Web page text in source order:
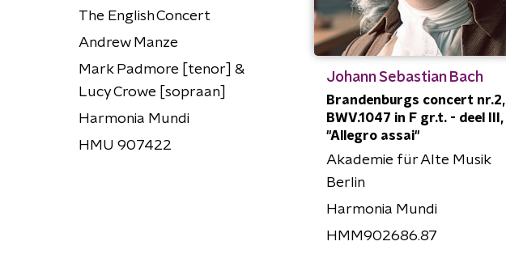
The English Concert
Andrew Manze
Mark Padmore [tenor] &
Lucy Crowe [sopraan]
Harmonia Mundi
HMU 907422
Johann Sebastian Bach
Brandenburgs concert nr.2,
BWV.1047 in F gr.t. - deel III,
"Allegro assai"
Akademie für Alte Musik
Berlin
Harmonia Mundi
HMM902686.87